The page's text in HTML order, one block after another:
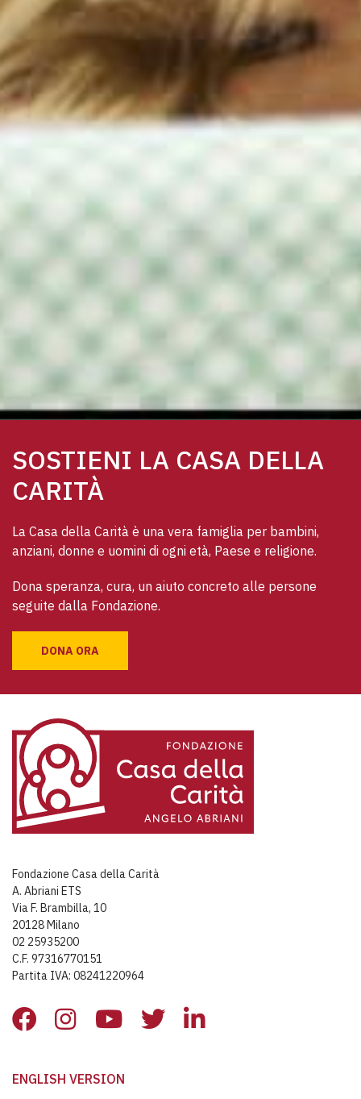
SOSTIENI LA CASA DELLA
CARITÀ
La Casa della Carità è una vera famiglia per bambini,
anziani, donne e uomini di ogni età, Paese e religione.
Dona speranza, cura, un aiuto concreto alle persone
seguite dalla Fondazione.
DONA ORA
Fondazione Casa della Carità
A. Abriani ETS
Via F. Brambilla, 10
20128 Milano
02 25935200
C.F. 97316770151
Partita IVA: 08241220964
ENGLISH VERSION